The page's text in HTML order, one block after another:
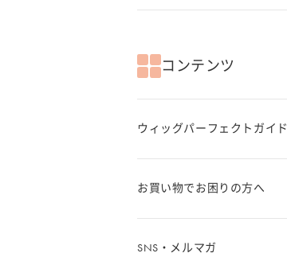
コンテンツ
ウィッグパーフェクトガイド
お買い物でお困りの方へ
SNS・メルマガ